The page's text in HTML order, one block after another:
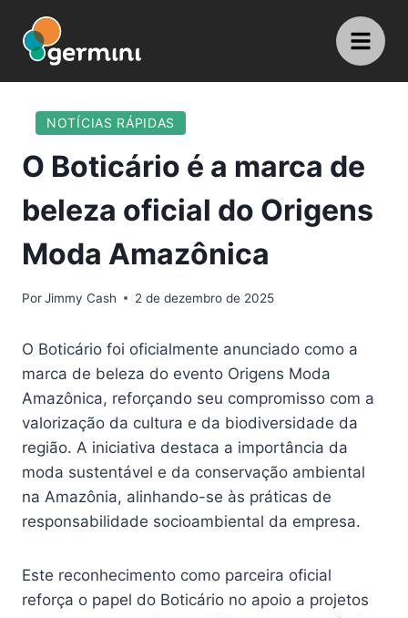
NOTÍCIAS RÁPIDAS
O Boticário é a marca de
beleza oficial do Origens
Moda Amazônica
PorJimmy Cash 2 de dezembro de 2025
O Boticário foi oficialmente anunciado como a
marca de beleza do evento Origens Moda
Amazônica, reforçando seu compromisso com a
valorização da cultura e da biodiversidade da
região. A iniciativa destaca a importância da
moda sustentável e da conservação ambiental
na Amazônia, alinhando-se às práticas de
responsabilidade socioambiental da empresa.
Este reconhecimento como parceira oficial
reforça o papel do Boticário no apoio a projetos